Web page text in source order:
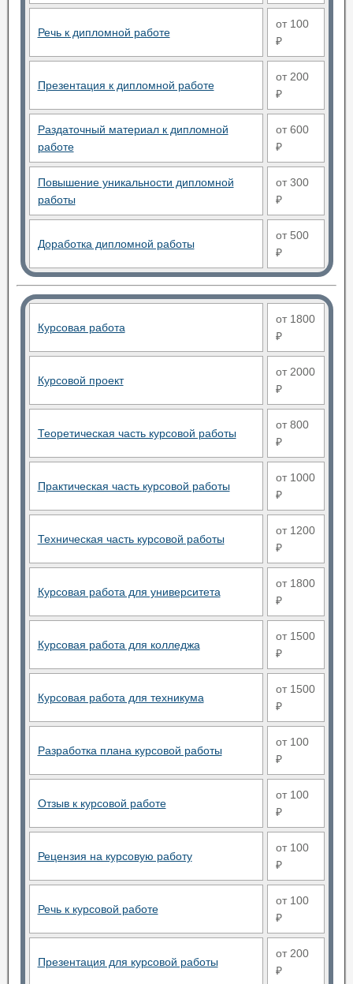
Речь к дипломной работе
от 100
₽
Презентация к дипломной работе
от 200
₽
Раздаточный материал к дипломной
работе
от 600
₽
Повышение уникальности дипломной
работы
от 300
₽
Доработка дипломной работы
от 500
₽
Курсовая работа
от 1800
₽
Курсовой проект
от 2000
₽
Теоретическая часть курсовой работы
от 800
₽
Практическая часть курсовой работы
от 1000
₽
Техническая часть курсовой работы
от 1200
₽
Курсовая работа для университета
от 1800
₽
Курсовая работа для колледжа
от 1500
₽
Курсовая работа для техникума
от 1500
₽
Разработка плана курсовой работы
от 100
₽
Отзыв к курсовой работе
от 100
₽
Рецензия на курсовую работу
от 100
₽
Речь к курсовой работе
от 100
₽
Презентация для курсовой работы
от 200
₽